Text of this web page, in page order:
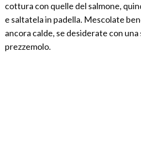
cottura con quelle del salmone,
e saltatela in padella. Mescolate
ancora calde, se desiderate con una
prezzemolo.